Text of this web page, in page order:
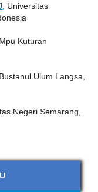
, Universitas
Mpu Kuturan
Ulum Langsa,
Negeri Semarang,